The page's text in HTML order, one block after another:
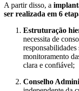
A partir disso, a
ser realizada em 6
Estruturação
necessita de
responsabilidades
monitoramento
clara e confiável;
Conselho